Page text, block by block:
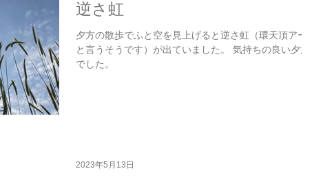
逆さ虹
夕方の散歩でふと空を見上げると逆さ虹（環天頂アーク
と言うそうです）が出ていました。 気持ちの良い夕方
でした。
2023年5月13日